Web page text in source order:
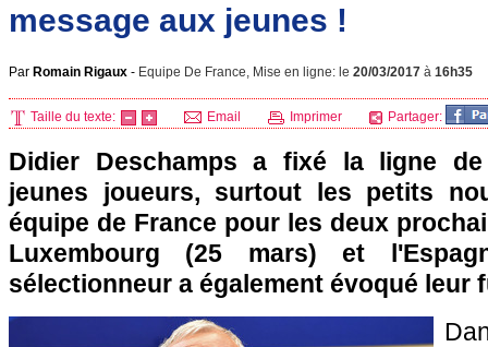
message aux jeunes !
Par Romain Rigaux - Equipe De France, Mise en ligne: le 20/03/2017 à 16h35
Taille du texte: Email Imprimer Partager:
Didier Deschamps a fixé la ligne
jeunes joueurs, surtout les petits
équipe de France pour les deux
Luxembourg (25 mars) et
sélectionneur a également évoqué leur